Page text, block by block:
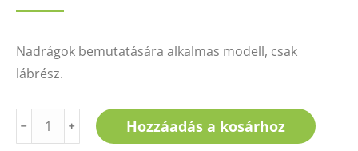
Nadrágok bemutatására alkalmas modell, csak
lábrész.
Farmerbaba,
csak
﹣ ﹢ Hozzáadás a kosárhoz